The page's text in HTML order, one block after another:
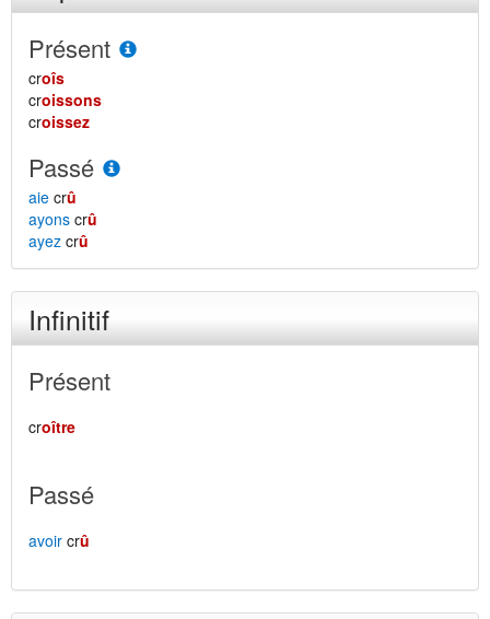
Présent
croîs
croissons
croissez
Passé
aie crû
ayons crû
ayez crû
Infinitif
Présent
croître
Passé
avoir crû